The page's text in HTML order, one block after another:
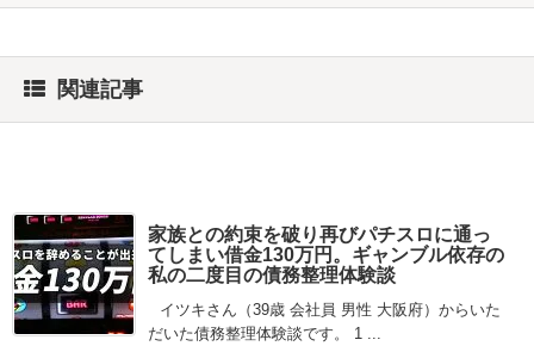
関連記事
家族との約束を破り再びパチスロに通っ
てしまい借金130万円。ギャンブル依存の
私の二度目の債務整理体験談
イツキさん（39歳 会社員 男性 大阪府）からいた
だいた債務整理体験談です。 1 ...